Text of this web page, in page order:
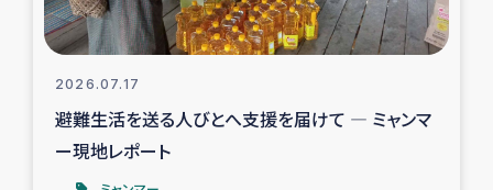
2026.07.17
避難生活を送る人びとへ支援を届けて ― ミャンマ
ー現地レポート